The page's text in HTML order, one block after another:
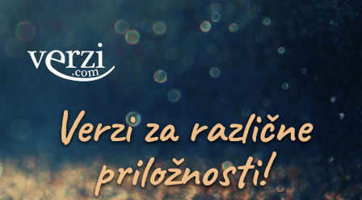
Verzi za različne
priložnosti!